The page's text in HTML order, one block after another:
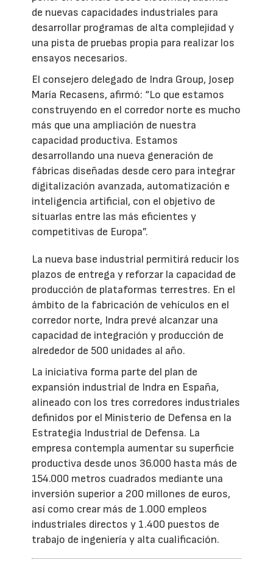
de nuevas capacidades industriales para
desarrollar programas de alta complejidad y
una pista de pruebas propia para realizar los
ensayos necesarios.
El consejero delegado de Indra Group, Josep
María Recasens, afirmó: “Lo que estamos
construyendo en el corredor norte es mucho
más que una ampliación de nuestra
capacidad productiva. Estamos
desarrollando una nueva generación de
fábricas diseñadas desde cero para integrar
digitalización avanzada, automatización e
inteligencia artificial, con el objetivo de
situarlas entre las más eficientes y
competitivas de Europa”.
La nueva base industrial permitirá reducir los
plazos de entrega y reforzar la capacidad de
producción de plataformas terrestres. En el
ámbito de la fabricación de vehículos en el
corredor norte, Indra prevé alcanzar una
capacidad de integración y producción de
alrededor de 500 unidades al año.
La iniciativa forma parte del plan de
expansión industrial de Indra en España,
alineado con los tres corredores industriales
definidos por el Ministerio de Defensa en la
Estrategia Industrial de Defensa. La
empresa contempla aumentar su superficie
productiva desde unos 36.000 hasta más de
154.000 metros cuadrados mediante una
inversión superior a 200 millones de euros,
así como crear más de 1.000 empleos
industriales directos y 1.400 puestos de
trabajo de ingeniería y alta cualificación.